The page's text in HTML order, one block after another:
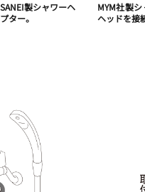
製シャワーヘ
ター。
MYM社製
ヘッドを接